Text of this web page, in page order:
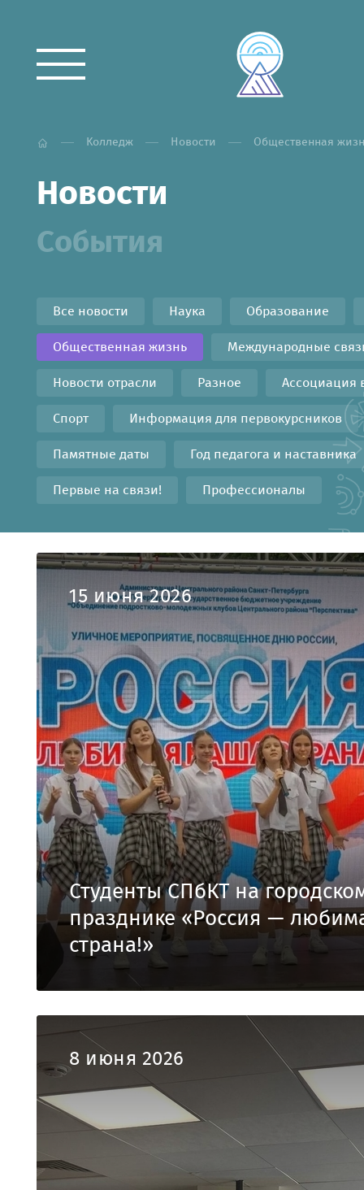
Колледж Новости Общественная
Новости
События
Все новости Наука Образование
Общественная жизнь Международные
Новости отрасли Разное Ассоциация
Спорт Информация для первокурсников
Памятные даты Год педагога и наставника
Первые на связи! Профессионалы
15 июня 2026
Студенты СПбКТ на
празднике «Россия —
страна!»
8 июня 2026